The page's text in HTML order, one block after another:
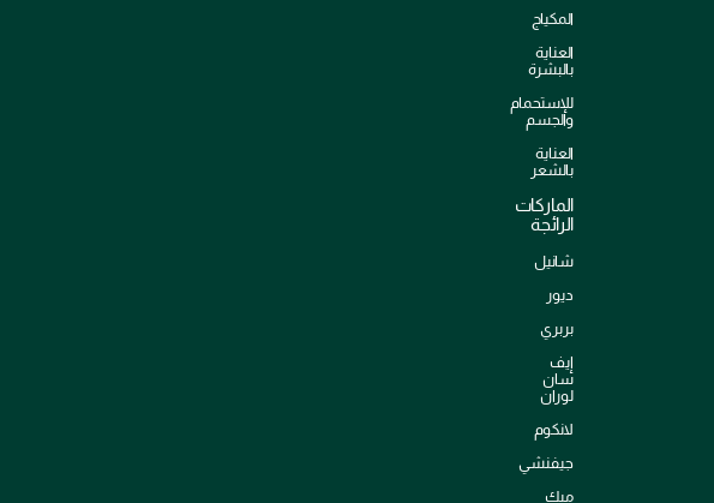
المكياج
العناية
بالبشرة
للإستحمام
والجسم
العناية
بالشعر
الماركات
الرائجة
شانيل
ديور
بربري
إيف
سان
لوران
لانكوم
جيفنشي
ميك